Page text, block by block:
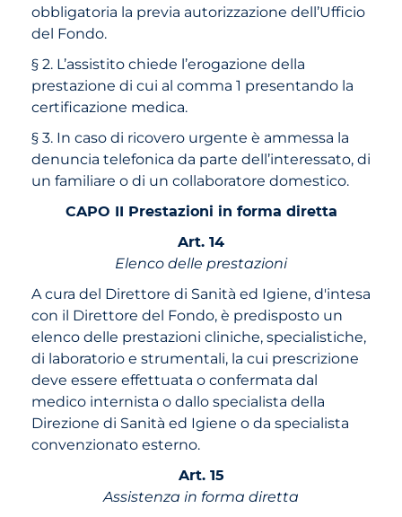
obbligatoria la previa autorizzazione dell’Ufficio
del Fondo.
§ 2. L’assistito chiede l’erogazione della
prestazione di cui al comma 1 presentando la
certificazione medica.
§ 3. In caso di ricovero urgente è ammessa la
denuncia telefonica da parte dell’interessato, di
un familiare o di un collaboratore domestico.
CAPO II Prestazioni in forma diretta
Art. 14
Elenco delle prestazioni
A cura del Direttore di Sanità ed Igiene, d'intesa
con il Direttore del Fondo, è predisposto un
elenco delle prestazioni cliniche, specialistiche,
di laboratorio e strumentali, la cui prescrizione
deve essere effettuata o confermata dal
medico internista o dallo specialista della
Direzione di Sanità ed Igiene o da specialista
convenzionato esterno.
Art. 15
Assistenza in forma diretta